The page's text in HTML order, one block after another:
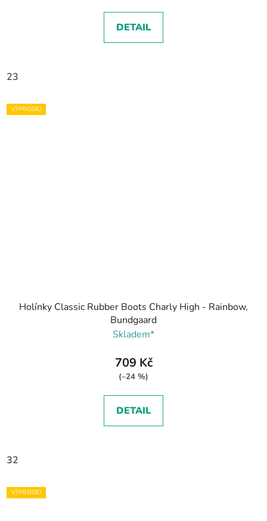
DETAIL
23
VÝPRODEJ
Holínky Classic Rubber Boots Charly High - Rainbow,
Bundgaard
Skladem*
709 Kč
(–24 %)
DETAIL
32
VÝPRODEJ